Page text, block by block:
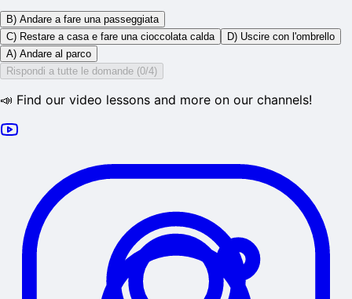
B) Andare a fare una passeggiata
C) Restare a casa e fare una cioccolata calda
D) Uscire con l'ombrello
A) Andare al parco
Rispondi a tutte le domande (0/4)
📣 Find our video lessons and more on our channels!